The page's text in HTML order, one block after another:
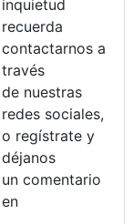
inquietud
recuerda
contactarnos a
través
de nuestras
redes sociales,
o regístrate y
déjanos
un comentario
en